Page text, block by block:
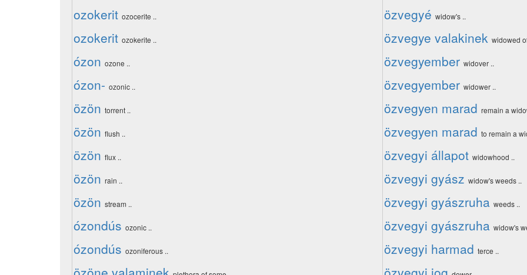
ozokerit ozocerite ..
ozokerit ozokerite ..
ózon ozone ..
ózon- ozonic ..
özön torrent ..
özön flush ..
özön flux ..
özön rain ..
özön stream ..
ózondús ozonic ..
ózondús ozoniferous ..
özvegyé widow's ..
özvegye valakinek widowed
özvegyember widover ..
özvegyember widower ..
özvegyen marad remain a
özvegyen marad to remain a
özvegyi állapot widowhood ..
özvegyi gyász widow's weeds ..
özvegyi gyászruha weeds ..
özvegyi gyászruha widow's
özvegyi harmad terce ..